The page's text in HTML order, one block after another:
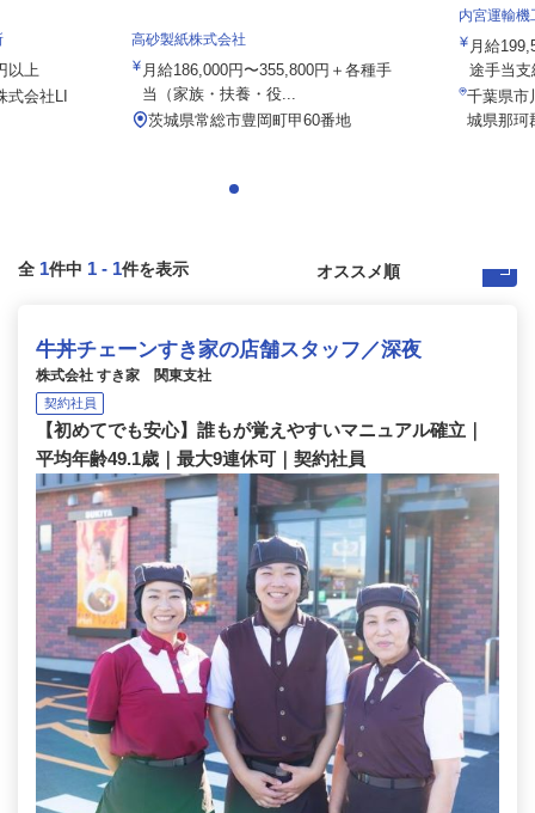
以上
式会社LI
高砂製紙株式会社
月給186,000円〜355,800円＋各種手
当（家族・扶養・役...
茨城県常総市豊岡町甲60番地
内宮運輸機
月給
途手当
千葉県市
城県那珂
全 1件中 1 - 1件を表示
牛丼チェーンすき家の店舗スタッフ／深夜
株式会社 すき家 関東支社
契約社員
【初めてでも安心】誰もが覚えやすいマニュアル確立｜
平均年齢49.1歳｜最大9連休可｜契約社員